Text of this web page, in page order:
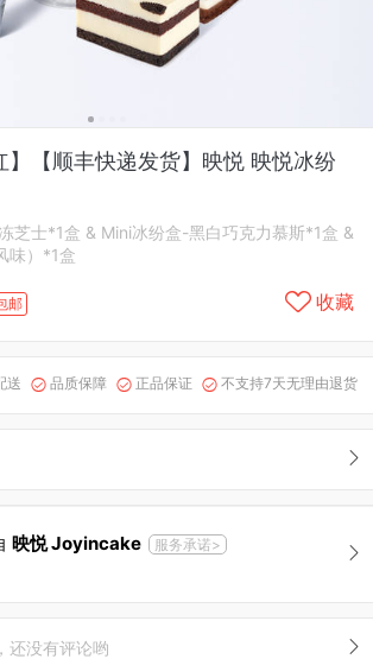
】【顺丰快递发货】映悦 映悦冰纷
芝士*1盒 & Mini冰纷盒-黑白巧克力慕斯*1盒 &
味）*1盒
邮 收藏
送  品质保障  正品保证  不支持7天无理由退货
映悦 Joyincake 服务承诺>
还没有评论哟